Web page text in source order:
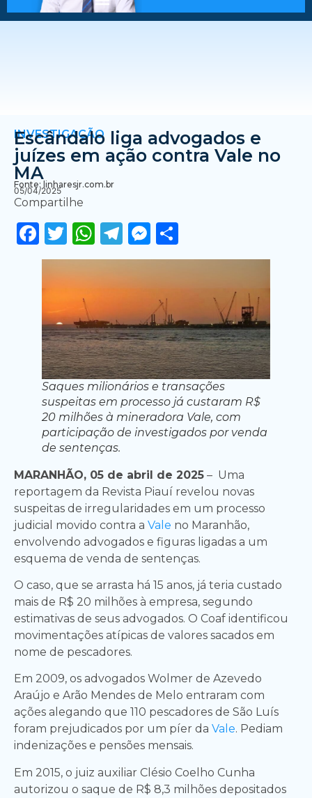
INVESTIGAÇÃO
Escândalo liga advogados e
juízes em ação contra Vale no
MA
Fonte: linharesjr.com.br
05/04/2025
Compartilhe
Facebook
Twitter
WhatsApp
Telegram
Messenger
Saques milionários e transações
suspeitas em processo já custaram R$
20 milhões à mineradora Vale, com
participação de investigados por venda
de sentenças.
MARANHÃO, 05 de abril de 2025 – Uma
reportagem da Revista Piauí revelou novas
suspeitas de irregularidades em um processo
judicial movido contra a Vale no Maranhão,
envolvendo advogados e figuras ligadas a um
esquema de venda de sentenças.
O caso, que se arrasta há 15 anos, já teria custado
mais de R$ 20 milhões à empresa, segundo
estimativas de seus advogados. O Coaf identificou
movimentações atípicas de valores sacados em
nome de pescadores.
Em 2009, os advogados Wolmer de Azevedo
Araújo e Arão Mendes de Melo entraram com
ações alegando que 110 pescadores de São Luís
foram prejudicados por um píer da Vale. Pediam
indenizações e pensões mensais.
Em 2015, o juiz auxiliar Clésio Coelho Cunha
autorizou o saque de R$ 8,3 milhões depositados